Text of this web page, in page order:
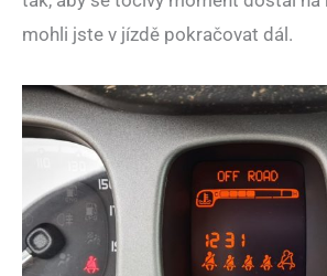
mohli jste v jízdě pokračovat dál.